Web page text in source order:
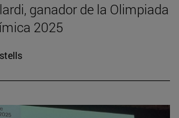
ganador de la Olimpiada
2025